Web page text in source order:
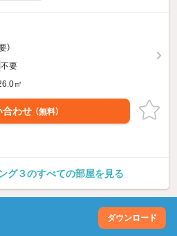
）
不要
㎡
合わせ （無料）
ング３のすべての部屋を見る
ダウンロード